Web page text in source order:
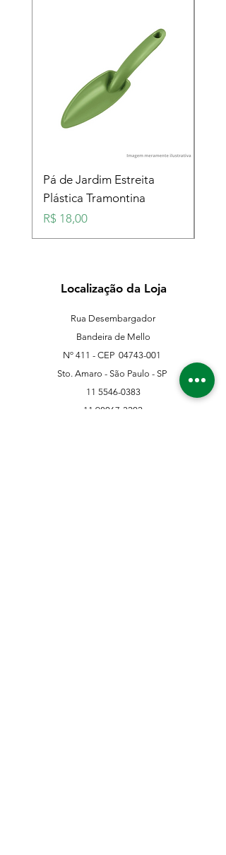
Pá de Jardim Estreita
Plástica Tramontina
Preço
R$ 18,00
Localização da Loja
Rua Desembargador
Bandeira de Mello
Nº 411 - CEP 04743-001
Sto. Amaro - São Paulo - SP
11 5546-0383
11 98067-3202